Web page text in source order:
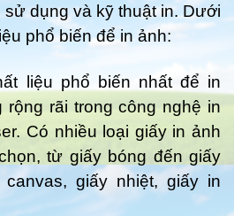
dụng và kỹ thuật in. Dưới
phổ biến để in ảnh:
liệu phổ biến nhất để in
rãi trong công nghệ in
Có nhiều loại giấy in ảnh
từ giấy bóng đến giấy
giấy nhiệt, giấy in